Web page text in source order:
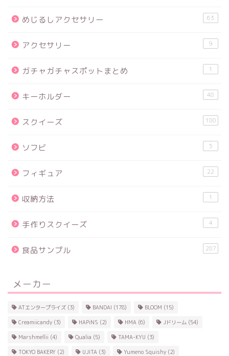
めじるしアクセサリー 63
アクセサリー 9
ガチャガチャスポットまとめ 1
キーホルダー 48
スクイーズ 180
ソフビ 5
フィギュア 22
収納方法 1
手作りスクイーズ 4
食品サンプル 287
メーカー
ATエンタープライズ (3) BANDAI (178) BLOOM (15)
Creamiicandy (3) HAPiNS (2) HMA (6) Jドリーム (54)
Marshmellii (4) Qualia (5) TAMA-KYU (3)
TOKYO BAKERY (2) UJITA (3) Yumeno Squishy (2)